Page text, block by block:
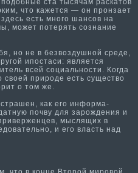
что кажется — он пронзает
есть много шансов на
может потерять сознание
но не в безвоздушной среде,
ипостаси: является
всей социальности­. Когда
природе есть существо
о том же.
как его информа­
почву для зарождения и
мыслящих в
и его власть над